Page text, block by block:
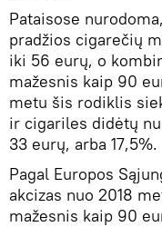
Pataisose
pradžios cigarečių
iki 56 eurų, o
mažesnis kaip 90
metu šis rodiklis
ir cigariles didėtų
33 eurų, arba 17,5%.
Pagal Europos
akcizas nuo 2018
mažesnis kaip 90